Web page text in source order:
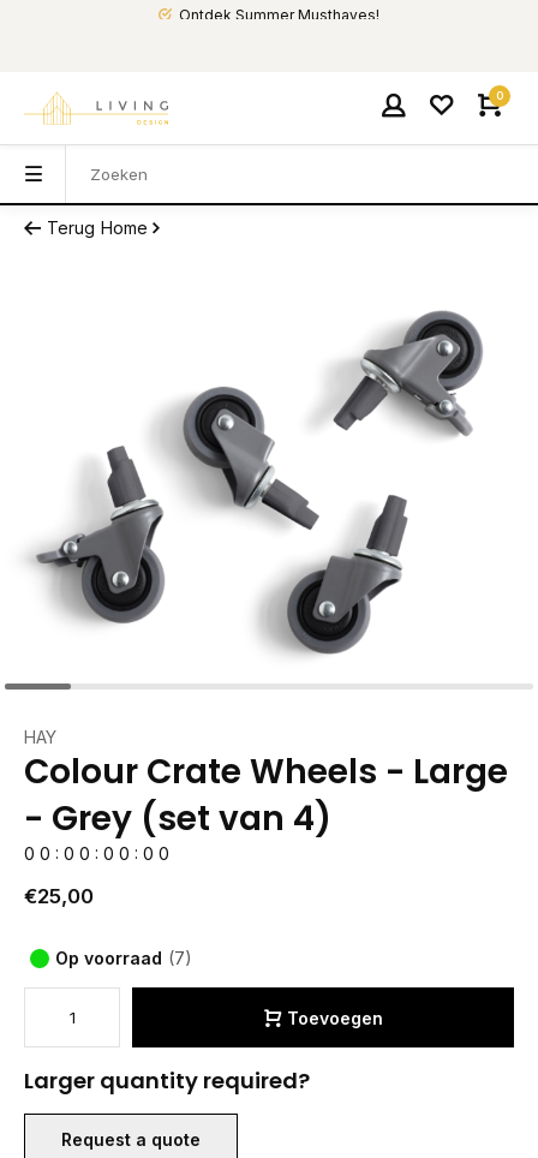
Ontdek Summer Musthaves!
0
Terug Home
HAY
Colour Crate Wheels - Large
- Grey (set van 4)
0 0 : 0 0 : 0 0 : 0 0
€25,00
Op voorraad (7)
Toevoegen
Larger quantity required?
Request a quote